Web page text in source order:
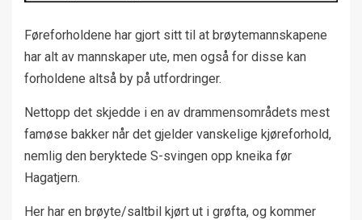
Føreforholdene har gjort sitt til at brøytemannskapene
har alt av mannskaper ute, men også for disse kan
forholdene altså by på utfordringer.
Nettopp det skjedde i en av drammensområdets mest
famøse bakker når det gjelder vanskelige kjøreforhold,
nemlig den beryktede S-svingen opp kneika før
Hagatjern.
Her har en brøyte/saltbil kjørt ut i grøfta, og kommer